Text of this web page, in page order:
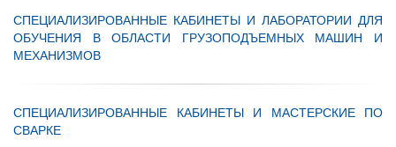
СПЕЦИАЛИЗИРОВАННЫЕ КАБИНЕТЫ И ЛАБОРАТОРИИ ДЛЯ
ОБУЧЕНИЯ В ОБЛАСТИ ГРУЗОПОДЪЕМНЫХ МАШИН И
МЕХАНИЗМОВ
СПЕЦИАЛИЗИРОВАННЫЕ КАБИНЕТЫ И МАСТЕРСКИЕ ПО
СВАРКЕ